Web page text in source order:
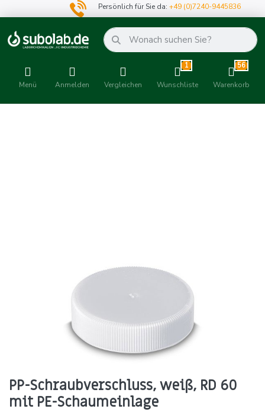
Persönlich für Sie da:+49 (0)7240-9445836
Menü Anmelden Vergleichen
1
Wunschliste
56
Warenkorb
PP-Schraubverschluss, weiß, RD 60
mit PE-Schaumeinlage